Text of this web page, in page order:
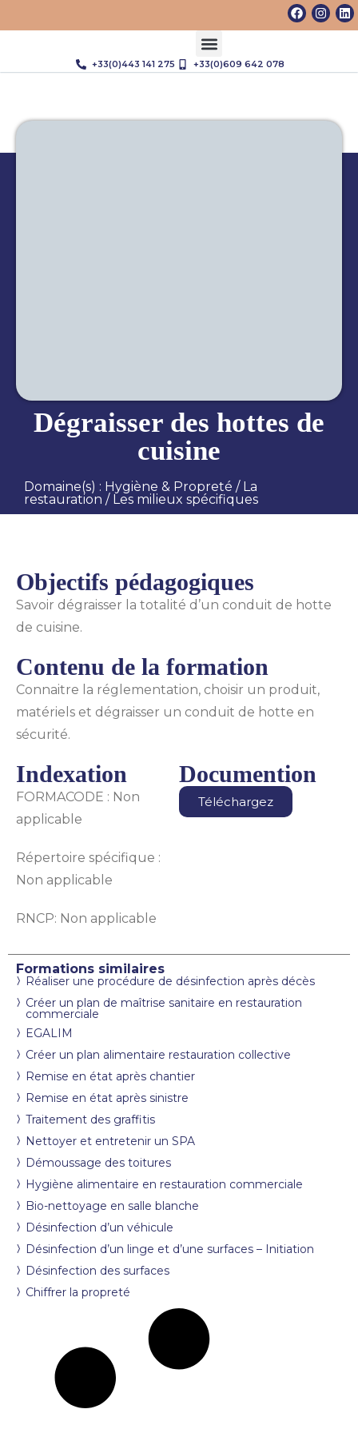
+33(0)443 141 275 +33(0)609 642 078
Dégraisser des hottes de
cuisine
Domaine(s) : Hygiène & Propreté / La
restauration / Les milieux spécifiques
Objectifs pédagogiques
Savoir dégraisser la totalité d’un conduit de hotte
de cuisine.
Contenu de la formation
Connaitre la réglementation, choisir un produit,
matériels et dégraisser un conduit de hotte en
sécurité.
Indexation
FORMACODE : Non
applicable
Répertoire spécifique :
Non applicable
RNCP: Non applicable
Documention
Téléchargez
Formations similaires
Réaliser une procédure de désinfection après décès
Créer un plan de maîtrise sanitaire en restauration
commerciale
EGALIM
Créer un plan alimentaire restauration collective
Remise en état après chantier
Remise en état après sinistre
Traitement des graffitis
Nettoyer et entretenir un SPA
Démoussage des toitures
Hygiène alimentaire en restauration commerciale
Bio-nettoyage en salle blanche
Désinfection d’un véhicule
Désinfection d’un linge et d’une surfaces – Initiation
Désinfection des surfaces
Chiffrer la propreté